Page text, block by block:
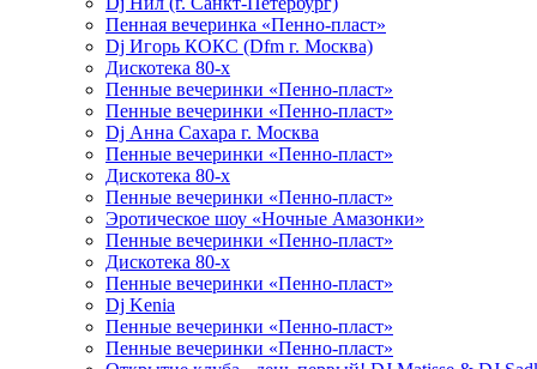
Пенная вечеринка «Пенно-пласт»
Dj Игорь КОКС (Dfm г. Москва)
Дискотека 80-х
Пенные вечеринки «Пенно-пласт»
Пенные вечеринки «Пенно-пласт»
Dj Анна Сахара г. Москва
Пенные вечеринки «Пенно-пласт»
Дискотека 80-х
Пенные вечеринки «Пенно-пласт»
Эротическое шоу «Ночные Амазонки»
Пенные вечеринки «Пенно-пласт»
Дискотека 80-х
Пенные вечеринки «Пенно-пласт»
Dj Kenia
Пенные вечеринки «Пенно-пласт»
Пенные вечеринки «Пенно-пласт»